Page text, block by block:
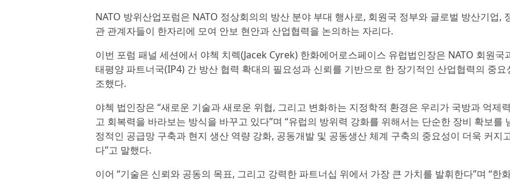
NATO 방위산업포럼은 NATO 정상회의의 방산 분야 부대 행사로, 회원국 정부와 글로벌 방산기업,
관 관계자들이 한자리에 모여 안보 현안과 산업협력을 논의하는 자리다.
이번 포럼 패널 세션에서 야첵 치렉(Jacek Cyrek) 한화에어로스페이스 유럽법인장은 NATO 회원국
태평양 파트너국(IP4) 간 방산 협력 확대의 필요성과 신뢰를 기반으로 한 장기적인 산업협력의 중요
조했다.
야첵 법인장은 “새로운 기술과 새로운 위협, 그리고 변화하는 지정학적 환경은 우리가 국방과 억제
고 회복력을 바라보는 방식을 바꾸고 있다”며 “유럽의 방위력 강화를 위해서는 단순한 장비 확보를
정적인 공급망 구축과 현지 생산 역량 강화, 공동개발 및 공동생산 체계 구축의 중요성이 더욱 커지
다”고 말했다.
이어 “기술은 신뢰와 공동의 목표, 그리고 강력한 파트너십 위에서 가장 큰 가치를 발휘한다”며 “한